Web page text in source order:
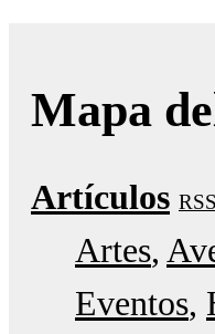
Mapa
Artículos RSS
Artes
Eventos